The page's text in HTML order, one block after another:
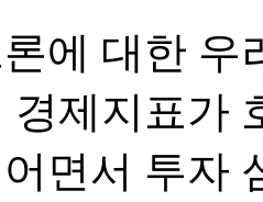
에 대한 우
경제지표가
면서 투자